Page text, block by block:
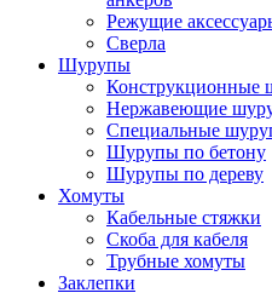
Режущие
Сверла
Шурупы
Конструкционные
Нержавеющие
Специальные
Шурупы по бетону
Шурупы по дереву
Хомуты
Кабельные стяжки
Скоба для кабеля
Трубные хомуты
Заклепки